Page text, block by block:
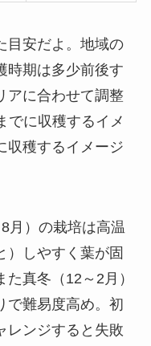
目安だよ。地域の
時期は多少前後す
アに合わせて調整
でに収穫するイメ
収穫するイメージ
8月）の栽培は高温
）しやすく葉が固
真冬（12～2月）
で難易度高め。初
レンジすると失敗